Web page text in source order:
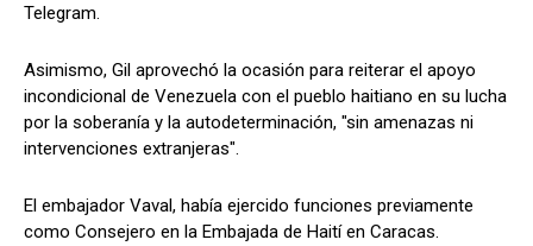
Telegram.
Asimismo, Gil aprovechó la ocasión para reiterar el apoyo
incondicional de Venezuela con el pueblo haitiano en su lucha
por la soberanía y la autodeterminación, "sin amenazas ni
intervenciones extranjeras".
El embajador Vaval, había ejercido funciones previamente
como Consejero en la Embajada de Haití en Caracas.